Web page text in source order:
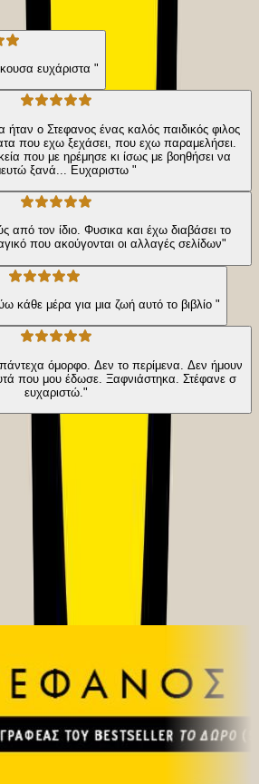
βιβλίο. Το άκουσα ευχάριστα "
ήταν ο Στεφανος ένας καλός παιδικός φιλος
που εχω ξεχάσει, που εχω παραμελήσει.
που με ηρέμησε κι ίσως με βοηθήσει να
ξανά... Ευχαριστω "
από τον ίδιο. Φυσικα και έχω διαβάσει το
που ακούγονται οι αλλαγές σελίδων"
κάθε μέρα για μια ζωή αυτό το βιβλίο "
όμορφο. Δεν το περίμενα. Δεν ήμουν
που μου έδωσε. Ξαφνιάστηκα. Στέφανε σ
ευχαριστώ."